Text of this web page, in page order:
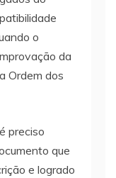
o
da
Ordem dos
preciso
que
e logrado